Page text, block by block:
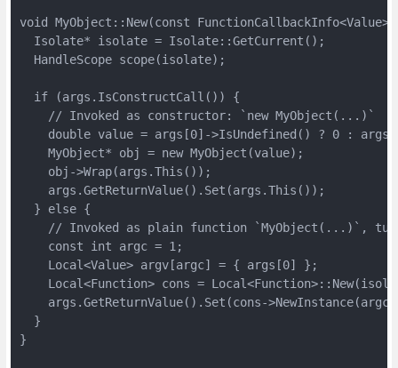
void MyObject::New(const
  Isolate* isolate = Isolate::GetCurrent();
  HandleScope scope(isolate);
  if (args.IsConstructCall()) {
    // Invoked as constructor: `new MyObject(...)`
double value = args[0]->IsUndefined() ? 0 :
    MyObject* obj = new MyObject(value);
    obj->Wrap(args.This());
    args.GetReturnValue().Set(args.This());
  } else {
// Invoked as plain function `MyObject(...)`,
    const int argc = 1;
    Local<Value> argv[argc] = { args[0] };
Local<Function> cons =
args.GetReturnValue().Set(cons-
  }
}